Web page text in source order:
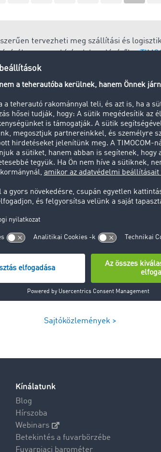
tervezheti meg szállítási és
vagy megbízások kezeléséről, a
és digitalizációs szintjének megfelelő
visszaigazolás
fuvarozó cég elvállal egy megbízást, a
Röviden: Visszaigazolás
Sajtóközlemények >
Kínálatunk
Blog
Hírszoba
Webinars
Betekintés a fuvarbörzébe
Fuvarpiaci barométer